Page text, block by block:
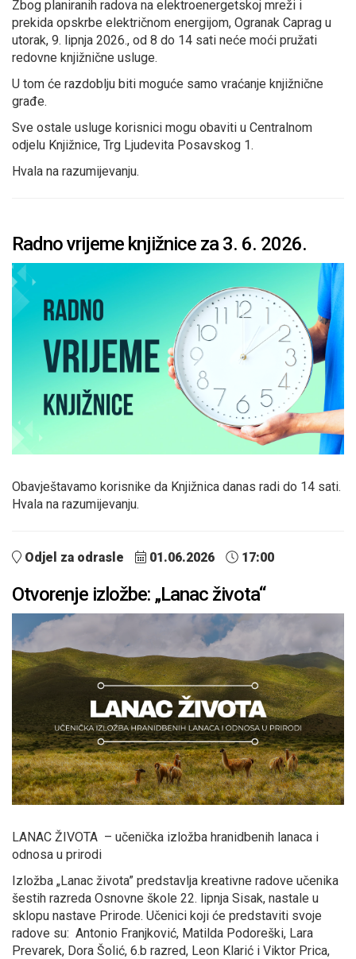
Zbog planiranih radova na elektroenergetskoj mreži i
prekida opskrbe električnom energijom, Ogranak Caprag u
utorak, 9. lipnja 2026., od 8 do 14 sati neće moći pružati
redovne knjižnične usluge.
U tom će razdoblju biti moguće samo vraćanje knjižnične
građe.
Sve ostale usluge korisnici mogu obaviti u Centralnom
odjelu Knjižnice, Trg Ljudevita Posavskog 1.
Hvala na razumijevanju.
Radno vrijeme knjižnice za 3. 6. 2026.
Obavještavamo korisnike da Knjižnica danas radi do 14 sati.
Hvala na razumijevanju.
Odjel za odrasle 01.06.2026 17:00
Otvorenje izložbe: „Lanac života“
LANAC ŽIVOTA – učenička izložba hranidbenih lanaca i
odnosa u prirodi
Izložba „Lanac života” predstavlja kreativne radove učenika
šestih razreda Osnovne škole 22. lipnja Sisak, nastale u
sklopu nastave Prirode. Učenici koji će predstaviti svoje
radove su: Antonio Franjković, Matilda Podoreški, Lara
Prevarek, Dora Šolić, 6.b razred, Leon Klarić i Viktor Prica,